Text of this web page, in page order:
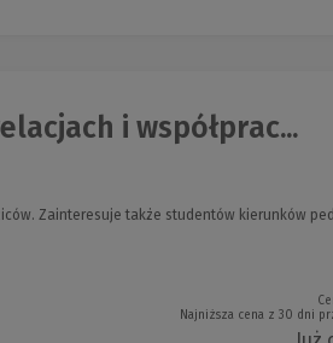
i współprac...
Zainteresuje także studentów kierunków
Najniższa cena z 30 dni